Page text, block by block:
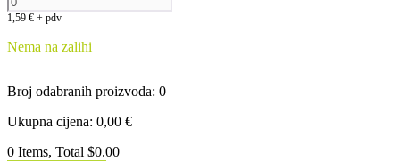
1,59 € + pdv
Nema na zalihi
Broj odabranih proizvoda: 0
Ukupna cijena: 0,00 €
0 Items, Total $0.00